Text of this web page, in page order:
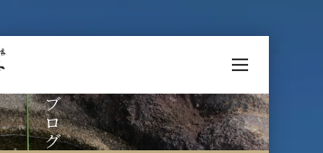
ブ
ロ
グ